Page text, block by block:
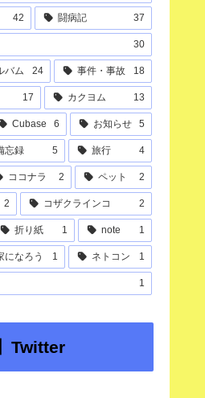
42 闘病記 37
30
バム 24 事件・事故 18
17 カクヨム 13
Cubase 6 お知らせ 5
忘録 5 旅行 4
ココナラ 2 ペット 2
2 コザクラインコ 2
折り紙 1 note 1
になろう 1 ネトコン 1
1
Twitter